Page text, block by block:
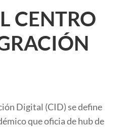
CENTRO
Digital (CID) se define
que oficia de hub de